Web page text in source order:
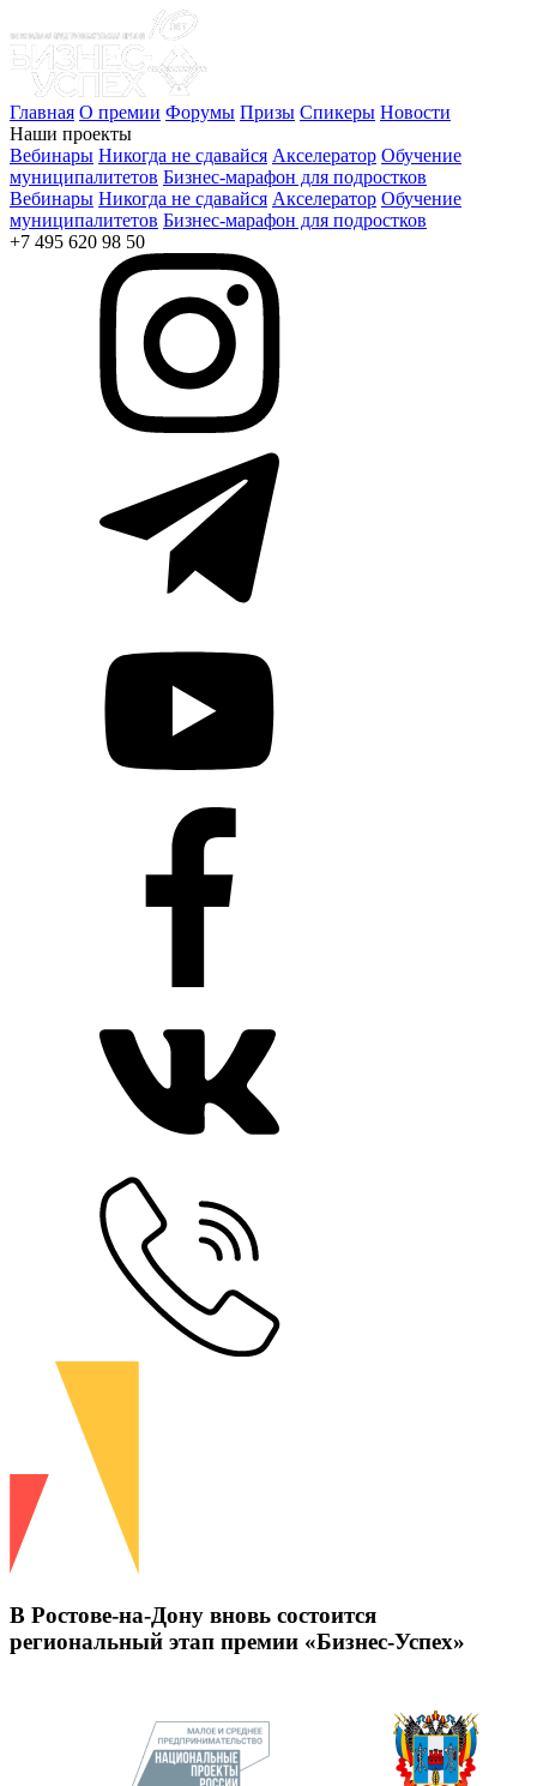
Главная О премии Форумы Призы Спикеры Новости
Наши проекты
Вебинары Никогда не сдавайся Акселератор Обучение
муниципалитетов Бизнес-марафон для подростков
Вебинары Никогда не сдавайся Акселератор Обучение
муниципалитетов Бизнес-марафон для подростков
+7 495 620 98 50
В Ростове-на-Дону вновь состоится
региональный этап премии «Бизнес-Успех»